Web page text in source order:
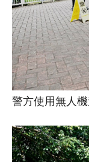
警方使用無人